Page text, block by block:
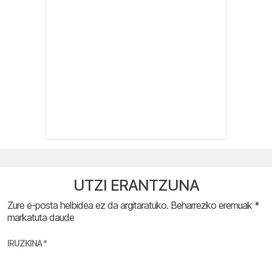
UTZI ERANTZUNA
Zure e-posta helbidea ez da argitaratuko. Beharrezko eremuak *
markatuta daude
IRUZKINA*